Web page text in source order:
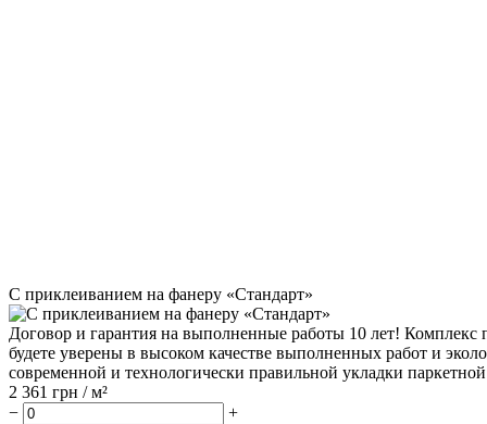
С приклеиванием на фанеру «Стандарт»
Договор и гарантия на выполненные работы 10 лет!
будете уверены в высоком качестве выполненных работ и
современной и технологически правильной укладки
2 361 грн / м²
−
+